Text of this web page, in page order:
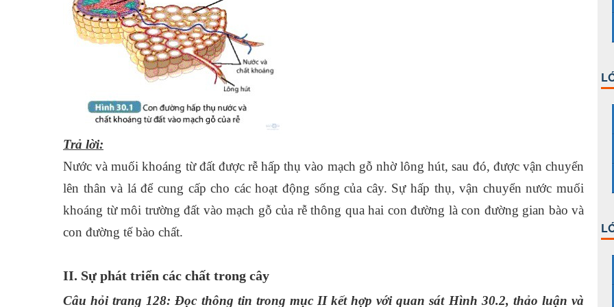
Trả lời:
Nước và muối khoáng từ đất được rễ hấp thụ vào mạch gỗ nhờ lông hút, sau đó, được vận chuyển
lên thân và lá để cung cấp cho các hoạt động sống của cây. Sự hấp thụ, vận chuyển nước muối
khoáng từ môi trường đất vào mạch gỗ của rễ thông qua hai con đường là con đường gian bào và
con đường tế bào chất.
II. Sự phát triển các chất trong cây
Câu hỏi trang 128: Đọc thông tin trong mục II kết hợp với quan sát Hình 30.2, thảo luận và